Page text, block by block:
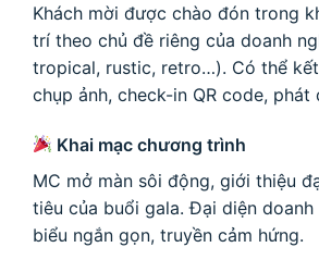
Khách mời được chào đón trong
trí theo chủ đề riêng của doanh
tropical, rustic, retro…). Có thể
chụp ảnh, check-in QR code,
Khai mạc chương trình
MC mở màn sôi động, giới thiệu
tiêu của buổi gala. Đại diện doanh
biểu ngắn gọn, truyền cảm hứng.